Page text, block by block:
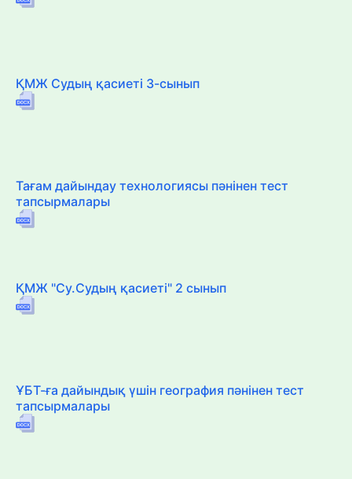
ҚМЖ Судың қасиеті 3-сынып
Тағам дайындау технологиясы пәнінен тест
тапсырмалары
ҚМЖ "Су.Судың қасиеті" 2 сынып
ҰБТ-ға дайындық үшін география пәнінен тест
тапсырмалары